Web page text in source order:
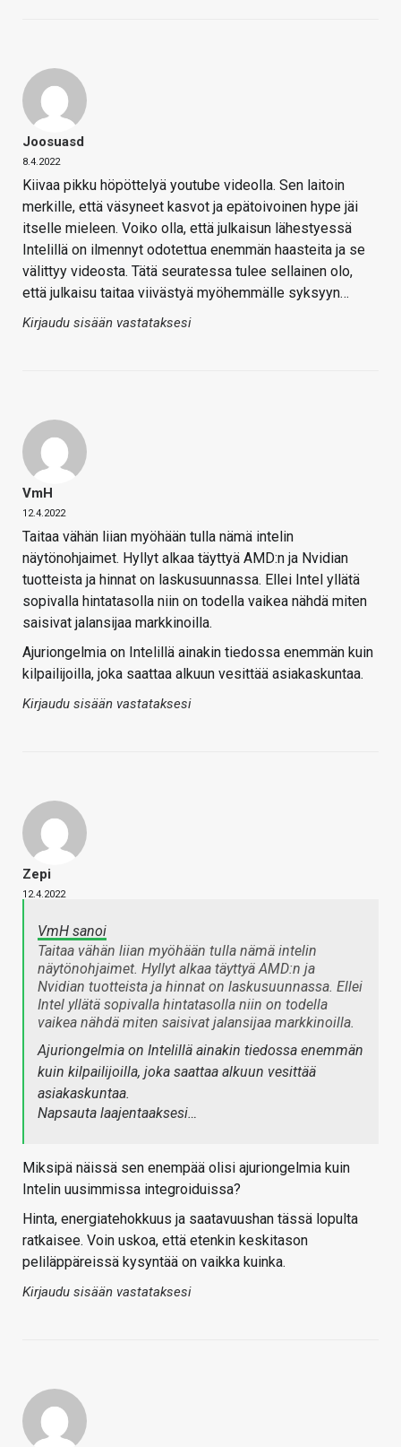
Joosuasd
8.4.2022
Kiivaa pikku höpöttelyä youtube videolla. Sen laitoin
merkille, että väsyneet kasvot ja epätoivoinen hype jäi
itselle mieleen. Voiko olla, että julkaisun lähestyessä
Intelillä on ilmennyt odotettua enemmän haasteita ja se
välittyy videosta. Tätä seuratessa tulee sellainen olo,
että julkaisu taitaa viivästyä myöhemmälle syksyyn…
Kirjaudu sisään vastataksesi
VmH
12.4.2022
Taitaa vähän liian myöhään tulla nämä intelin
näytönohjaimet. Hyllyt alkaa täyttyä AMD:n ja Nvidian
tuotteista ja hinnat on laskusuunnassa. Ellei Intel yllätä
sopivalla hintatasolla niin on todella vaikea nähdä miten
saisivat jalansijaa markkinoilla.
Ajuriongelmia on Intelillä ainakin tiedossa enemmän kuin
kilpailijoilla, joka saattaa alkuun vesittää asiakaskuntaa.
Kirjaudu sisään vastataksesi
Zepi
12.4.2022
VmH sanoi
Taitaa vähän liian myöhään tulla nämä intelin
näytönohjaimet. Hyllyt alkaa täyttyä AMD:n ja
Nvidian tuotteista ja hinnat on laskusuunnassa. Ellei
Intel yllätä sopivalla hintatasolla niin on todella
vaikea nähdä miten saisivat jalansijaa markkinoilla.
Ajuriongelmia on Intelillä ainakin tiedossa enemmän
kuin kilpailijoilla, joka saattaa alkuun vesittää
asiakaskuntaa.
Napsauta laajentaaksesi…
Miksipä näissä sen enempää olisi ajuriongelmia kuin
Intelin uusimmissa integroiduissa?
Hinta, energiatehokkuus ja saatavuushan tässä lopulta
ratkaisee. Voin uskoa, että etenkin keskitason
peliläppäreissä kysyntää on vaikka kuinka.
Kirjaudu sisään vastataksesi